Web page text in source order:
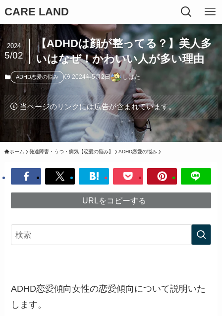
CARE LAND
【ADHDは顔が整ってる？】美人多
いはなぜ！かわいい人が多い理由
2024
5/02
ADHD恋愛の悩み 2024年5月2日 しばた
当ページのリンクには広告が含まれています。
ホーム 発達障害・うつ・病気【恋愛の悩み】 ADHD恋愛の悩み
URLをコピーする
ADHD恋愛傾向女性の恋愛傾向について説明いた
します。